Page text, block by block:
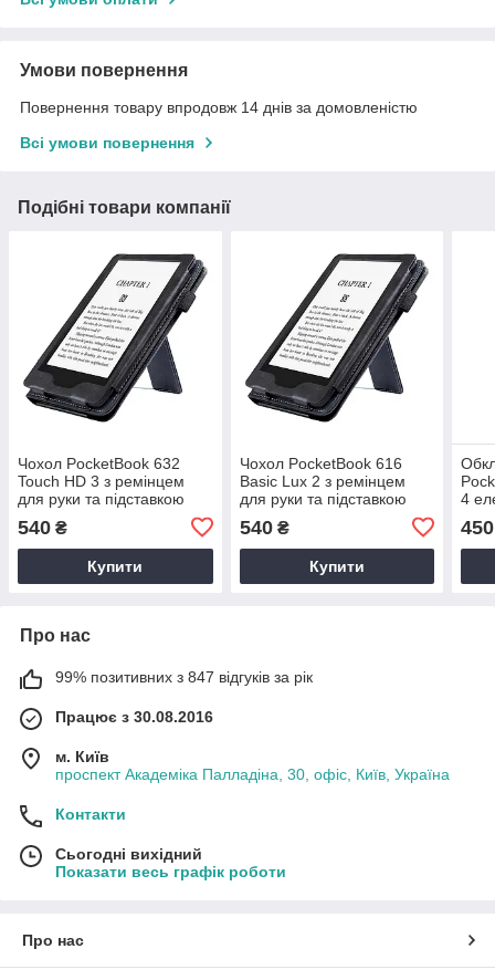
Умови повернення
Повернення товару впродовж 14 днів за домовленістю
Всі умови повернення
Подібні товари компанії
Чохол PocketBook 632
Touch HD 3 з ремінцем
для руки та підставкою
чорний – TPU обкладинка
для Покетбук
540 ₴
Купити
Чохол PocketBook 616
Basic Lux 2 з ремінцем
для руки та підставкою
чорний – TPU обкладинка
для Покетбук
540₴
Купити
4
450
Про нас
99% позитивних з 847 відгуків за рік
Працює з 30.08.2016
м. Київ
проспект Академіка Палладіна, 30, офіс, Київ, Україна
Контакти
Сьогодні вихідний
Показати весь графік роботи
Про нас